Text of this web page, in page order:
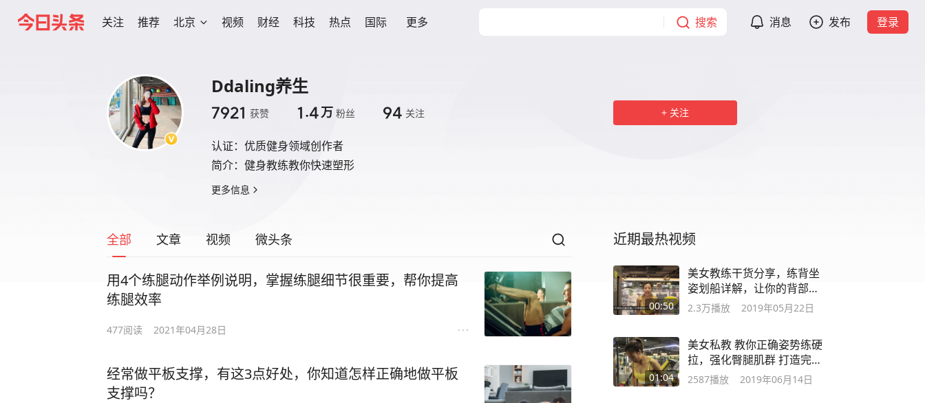
关注 推荐 北京 视频 财经 科技 热点 国际 更多 搜索 消息 发布 登录
Ddaling养生
7921 获赞 1.4万 粉丝 94 关注
认证： 优质健身领域创作者
简介： 健身教练教你快速塑形
更多信息
关注
全部 文章 视频 微头条
用4个练腿动作举例说明，掌握练腿细节很重要，帮你提高
练腿效率
477阅读 2021年04月28日
经常做平板支撑，有这3点好处，你知道怎样正确地做平板
支撑吗？
近期最热视频
00:50
美女教练干货分享，练背坐
姿划船详解，让你的背部更
加迷人有型
2.3万播放 2019年05月22日
01:04
美女私教 教你正确姿势练硬
拉，强化臀腿肌群 打造完美
身材曲线
2587播放 2019年06月14日